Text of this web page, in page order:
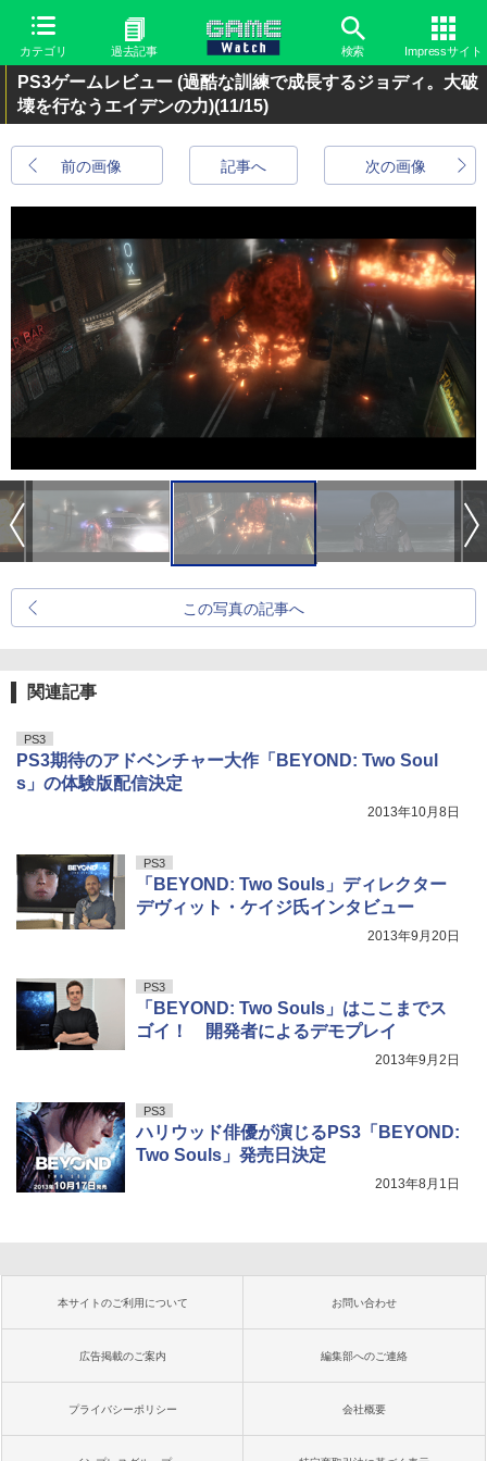
カテゴリ 過去記事 検索 Impressサイト
PS3ゲームレビュー (過酷な訓練で成長するジョディ。大破
壊を行なうエイデンの力)(11/15)
前の画像 次の画像
記事へ
この写真の記事へ
関連記事
PS3
PS3期待のアドベンチャー大作「BEYOND: Two Soul
s」の体験版配信決定
2013年10月8日
PS3
「BEYOND: Two Souls」ディレクター
デヴィット・ケイジ氏インタビュー
2013年9月20日
PS3
「BEYOND: Two Souls」はここまでス
ゴイ！ 開発者によるデモプレイ
2013年9月2日
PS3
ハリウッド俳優が演じるPS3「BEYOND:
Two Souls」発売日決定
2013年8月1日
本サイトのご利用について お問い合わせ
広告掲載のご案内 編集部へのご連絡
プライバシーポリシー 会社概要